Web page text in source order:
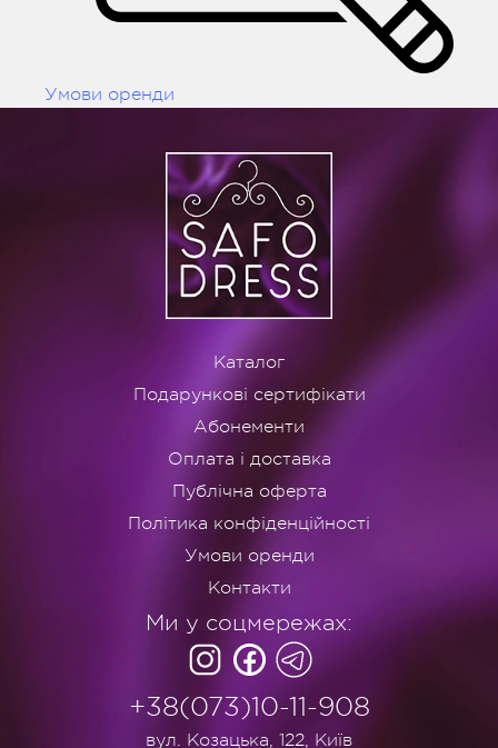
Умови оренди
Каталог
Подарункові сертифікати
Абонементи
Оплата і доставка
Публічна оферта
Політика конфіденційності
Умови оренди
Контакти
Ми у соцмережах:
+38(073)10-11-908
вул. Козацька, 122, Київ